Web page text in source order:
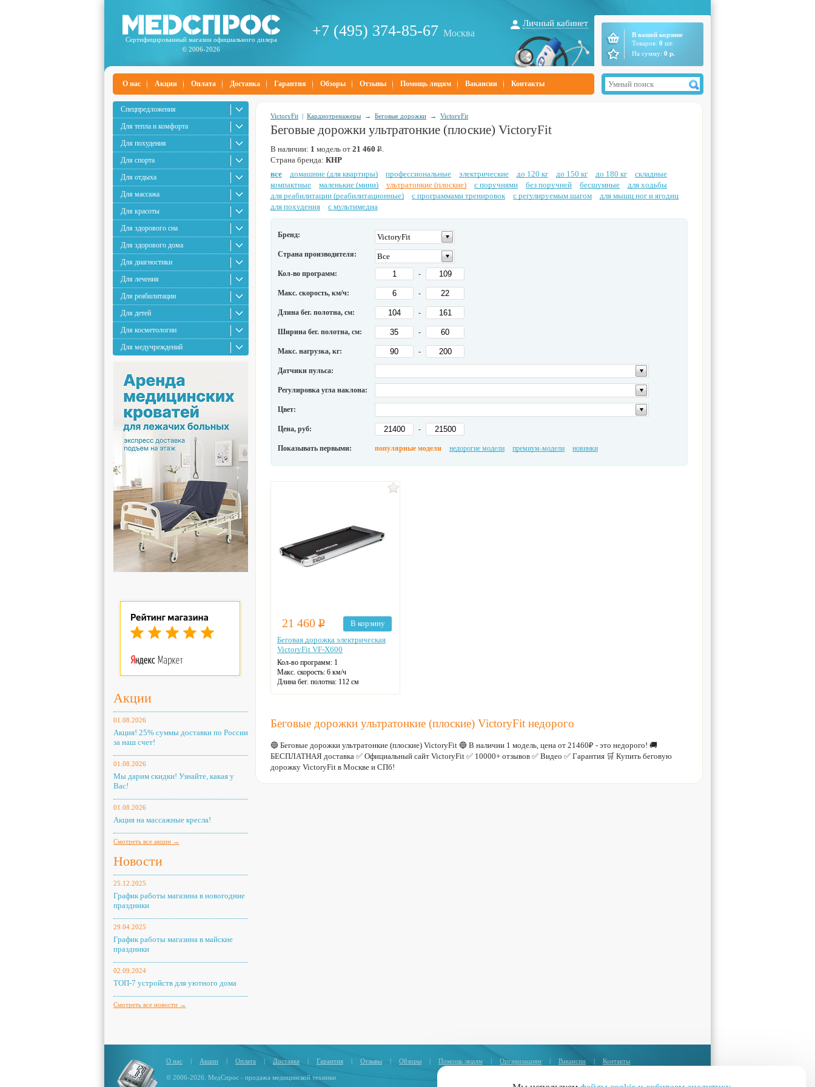
Сертифицированный магазин официального дилера
© 2006-2026
+7 (495) 374-85-67 Москва
Личный кабинет
В вашей корзине
Товаров: 0 шт.
На сумму: 0 р.
О нас Акции Оплата Доставка Гарантия Обзоры Отзывы Помощь людям Вакансии Контакты
Спецпредложения
Для тепла и комфорта
Для похудения
Для спорта
Для отдыха
Для массажа
Для красоты
Для здорового сна
Для здорового дома
Для диагностики
Для лечения
Для реабилитации
Для детей
Для косметологии
Для медучреждений
Акции
01.08.2026
Акция! 25% суммы доставки по России
за наш счет!
01.08.2026
Мы дарим скидки! Узнайте, какая у
Вас!
01.08.2026
Акция на массажные кресла!
Смотреть все акции →
Новости
25.12.2025
График работы магазина в новогодние
праздники
29.04.2025
График работы магазина в майские
праздники
02.09.2024
ТОП-7 устройств для уютного дома
Смотреть все новости →
VictoryFit | Кардиотренажеры → Беговые дорожки → VictoryFit
Беговые дорожки ультратонкие (плоские) VictoryFit
В наличии: 1 модель от 21 460 Р.
Страна бренда: КНР
все
домашние (для квартиры) профессиональные электрические до 120 кг до 150 кг до 180 кг
складные
компактные
маленькие (мини) ультратонкие (плоские) с поручнями без поручней бесшумные
для ходьбы
для реабилитации (реабилитационные)
с программами тренировок с регулируемым шагом
для мышц ног и ягодиц
для похудения
с мультимедиа
Бренд: VictoryFit
Страна производителя: Все
Кол-во программ: -
Макс. скорость, км/ч: -
Длина бег. полотна, см: -
Ширина бег. полотна, см: -
Макс. нагрузка, кг: -
Датчики пульса:
Регулировка угла наклона:
Цвет:
Цена, руб: -
Показывать первыми: популярные модели недорогие модели премиум-модели новинки
21 460 Р
В корзину
Беговая дорожка электрическая
VictoryFit VF-X600
Кол-во программ: 1
Макс. скорость: 6 км/ч
Длина бег. полотна: 112 см
Беговые дорожки ультратонкие (плоские) VictoryFit недорого
🔵 Беговые дорожки ультратонкие (плоские) VictoryFit 🔵 В наличии 1 модель, цена от 21460₽ - это недорого! 🚚
БЕСПЛАТНАЯ доставка ✅ Официальный сайт VictoryFit ✅ 10000+ отзывов ✅ Видео ✅ Гарантия 🛒 Купить беговую
дорожку VictoryFit в Москве и СПб!
О нас | Акции | Оплата | Доставка | Гарантия | Отзывы | Обзоры | Помощь людям | Организациям | Вакансии | Контакты
© 2006-2026. МедСпрос - продажа медицинской техники